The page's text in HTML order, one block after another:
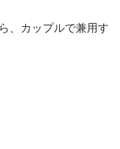
、カップルで兼用す